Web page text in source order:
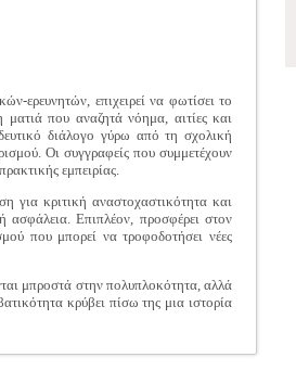
ερευνητών, επιχειρεί να φωτίσει το
που αναζητά νόημα, αιτίες και
διάλογο γύρω από τη σχολική
Οι συγγραφείς που συμμετέχουν
εμπειρίας.
για κριτική αναστοχαστικότητα και
ασφάλεια. Επιπλέον, προσφέρει στον
που μπορεί να τροφοδοτήσει νέες
μπροστά στην πολυπλοκότητα, αλλά
κρύβει πίσω της μια ιστορία